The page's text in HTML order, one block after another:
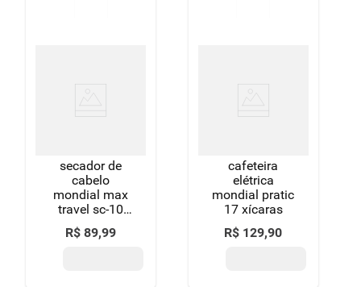
secador de
cabelo
mondial max
travel sc-10
1200w bivolt
R$ 89,99
cafeteira
elétrica
mondial pratic
17 xícaras
R$ 129,90